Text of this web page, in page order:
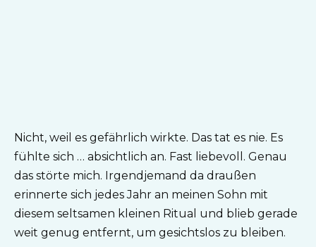
Nicht, weil es gefährlich wirkte. Das tat es nie. Es
fühlte sich … absichtlich an. Fast liebevoll. Genau
das störte mich. Irgendjemand da draußen
erinnerte sich jedes Jahr an meinen Sohn mit
diesem seltsamen kleinen Ritual und blieb gerade
weit genug entfernt, um gesichtslos zu bleiben.